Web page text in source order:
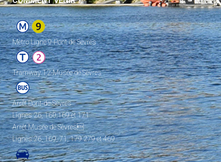
Metro Ligne 9-Pont de Sèvres
Tramway T2-Musée de Sèvres
Arrêt Pont-de-Sèvres
Lignes 26, 160,169 et 171
Arrêt Musée de Sèvres
Lignes 26, 169, 71, 179 279 et 469